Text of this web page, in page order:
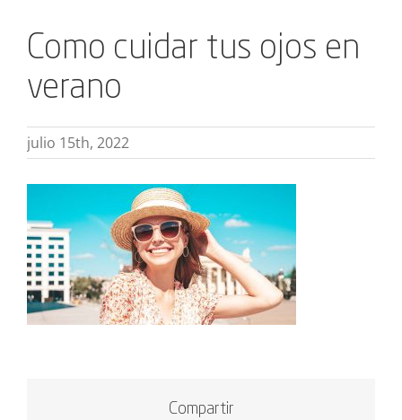
Como cuidar tus ojos en
verano
julio 15th, 2022
Compartir